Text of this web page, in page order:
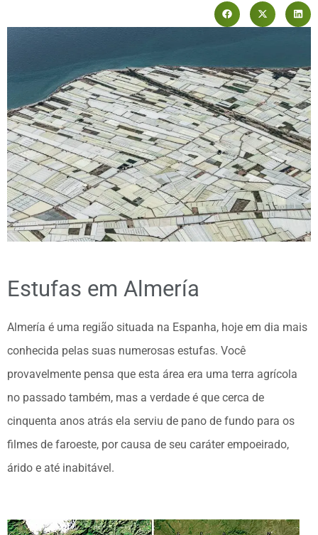
Estufas em Almería
Almería é uma região situada na Espanha, hoje em dia mais
conhecida pelas suas numerosas estufas. Você
provavelmente pensa que esta área era uma terra agrícola
no passado também, mas a verdade é que cerca de
cinquenta anos atrás ela serviu de pano de fundo para os
filmes de faroeste, por causa de seu caráter empoeirado,
árido e até inabitável.